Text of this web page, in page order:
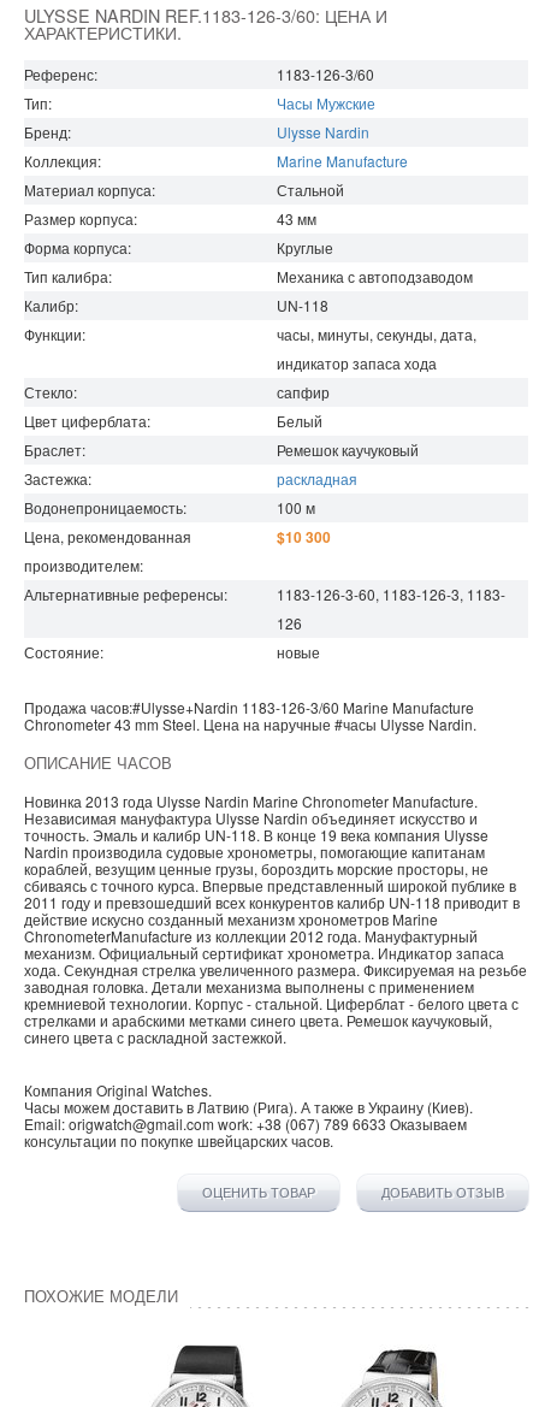
ULYSSE NARDIN REF.1183-126-3/60: ЦЕНА И
ХАРАКТЕРИСТИКИ.
Референс:
1183-126-3/60
Тип:
Часы Мужские
Бренд:
Ulysse Nardin
Коллекция:
Marine Manufacture
Материал корпуса:
Стальной
Размер корпуса:
43 мм
Форма корпуса:
Круглые
Тип калибра:
Механика с автоподзаводом
Калибр:
UN-118
Функции:
часы, минуты, секунды, дата,
индикатор запаса хода
Стекло:
сапфир
Цвет циферблата:
Белый
Браслет:
Ремешок каучуковый
Застежка:
раскладная
Водонепроницаемость: 100 м
Цена, рекомендованная
производителем:
$10 300
Альтернативные референсы:
1183-126-3-60, 1183-126-3, 1183-
126
Состояние:
новые
Продажа часов:#Ulysse+Nardin 1183-126-3/60 Marine Manufacture
Chronometer 43 mm Steel. Цена на наручные #часы Ulysse Nardin.
ОПИСАНИЕ ЧАСОВ
Новинка 2013 года Ulysse Nardin Marine Chronometer Manufacture.
Независимая мануфактура Ulysse Nardin объединяет искусство и
точность. Эмаль и калибр UN-118. В конце 19 века компания Ulysse
Nardin производила судовые хронометры, помогающие капитанам
кораблей, везущим ценные грузы, бороздить морские просторы, не
сбиваясь с точного курса. Впервые представленный широкой публике в
2011 году и превзошедший всех конкурентов калибр UN-118 приводит в
действие искусно созданный механизм хронометров Marine
ChronometerManufacture из коллекции 2012 года. Мануфактурный
механизм. Официальный сертификат хронометра. Индикатор запаса
хода. Секундная стрелка увеличенного размера. Фиксируемая на резьбе
заводная головка. Детали механизма выполнены с применением
кремниевой технологии. Корпус - стальной. Циферблат - белого цвета с
стрелками и арабскими метками синего цвета. Ремешок каучуковый,
синего цвета с раскладной застежкой.
Компания Original Watches.
Часы можем доставить в Латвию (Рига). А также вУкраину (Киев).
Email:origwatch@gmail.com work:+38 (067) 789 6633 Оказываем
консультации по покупке швейцарских часов.
ОЦЕНИТЬ ТОВАР ДОБАВИТЬ ОТЗЫВ
ПОХОЖИЕ МОДЕЛИ